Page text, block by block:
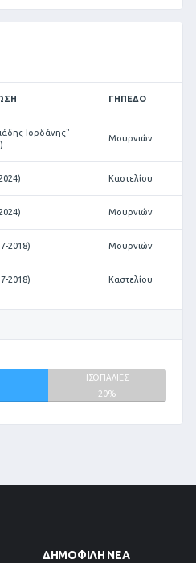
ΓΉΠΕΔΟ
Ιορδάνης"
Μουρνιών
Καστελίου
Μουρνιών
2018) Μουρνιών
2018) Καστελίου
ΙΣΟΠΑΛΙΕΣ
20%
ΔΗΜΟΦΙΛΉ ΝΈΑ